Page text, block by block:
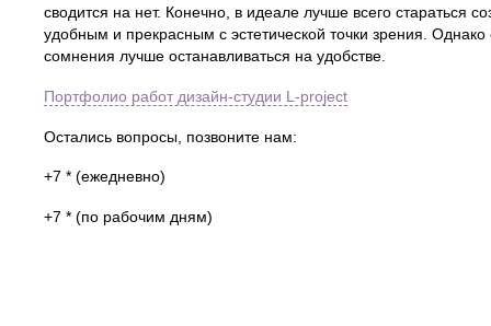
сводится на нет. Конечно, в идеале лучше всего стараться
удобным и прекрасным с эстетической точки зрения.
сомнения лучше останавливаться на удобстве.
Портфолио работ дизайн-студии L-project
Остались вопросы, позвоните нам:
+7 * (ежедневно)
+7 * (по рабочим дням)